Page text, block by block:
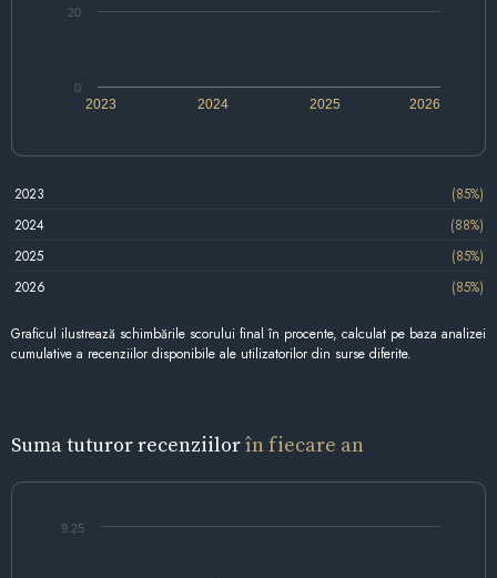
2024 2026
2023 2025
0
20
2023
(85%)
2024
(88%)
2025
(85%)
2026
(85%)
Graficul ilustrează schimbările scorului final în procente, calculat pe baza analizei
cumulative a recenziilor disponibile ale utilizatorilor din surse diferite.
Suma tuturor recenziilorîn fiecare an
9.25